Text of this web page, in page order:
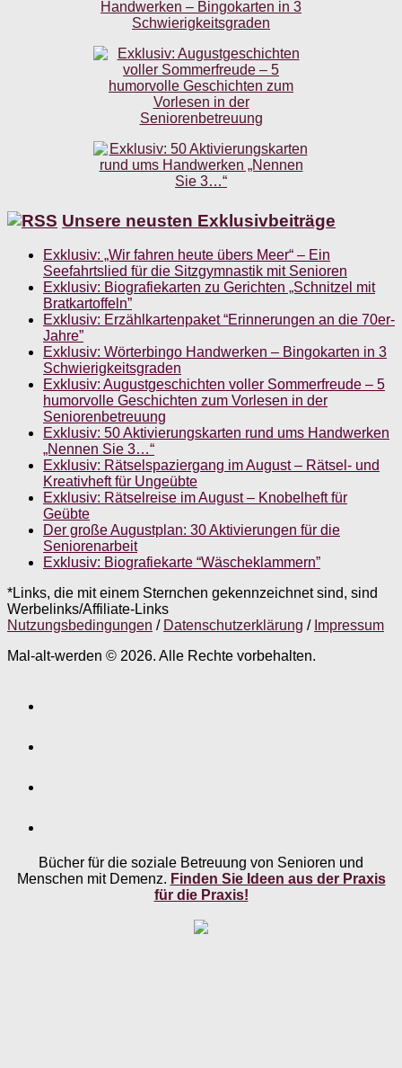
Unsere neusten Exklusivbeiträge
Exklusiv: „Wir fahren heute übers Meer“ – Ein
Seefahrtslied für die Sitzgymnastik mit Senioren
Exklusiv: Biografiekarten zu Gerichten „Schnitzel mit
Bratkartoffeln”
Exklusiv: Erzählkartenpaket “Erinnerungen an die 70er-
Jahre”
Exklusiv: Wörterbingo Handwerken – Bingokarten in 3
Schwierigkeitsgraden
Exklusiv: Augustgeschichten voller Sommerfreude – 5
humorvolle Geschichten zum Vorlesen in der
Seniorenbetreuung
Exklusiv: 50 Aktivierungskarten rund ums Handwerken
„Nennen Sie 3…“
Exklusiv: Rätselspaziergang im August – Rätsel- und
Kreativheft für Ungeübte
Exklusiv: Rätselreise im August – Knobelheft für
Geübte
Der große Augustplan: 30 Aktivierungen für die
Seniorenarbeit
Exklusiv: Biografiekarte “Wäscheklammern”
*Links, die mit einem Sternchen gekennzeichnet sind, sind
Werbelinks/Affiliate-Links
Nutzungsbedingungen / Datenschutzerklärung / Impressum
Mal-alt-werden © 2026. Alle Rechte vorbehalten.
Bücher für die soziale Betreuung von Senioren und
Menschen mit Demenz. Finden Sie Ideen aus der Praxis
für die Praxis!